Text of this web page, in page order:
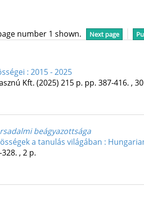
number 1 shown. Next page
: 2015 - 2025
Kft. (2025) 215 p. pp. 387-416. ,
beágyazottsága
a tanulás világában :
, 2 p.